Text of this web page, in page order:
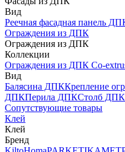
Вид
Реечная фасадная панель
Ограждения из ДПК
Ограждения из ДПК
Коллекции
Ограждения из ДПК Co-
Вид
Балясина ДПККрепление
ДПКПерила ДПКСтолб ДПК
Сопутствующие товары
Клей
Клей
Бренд